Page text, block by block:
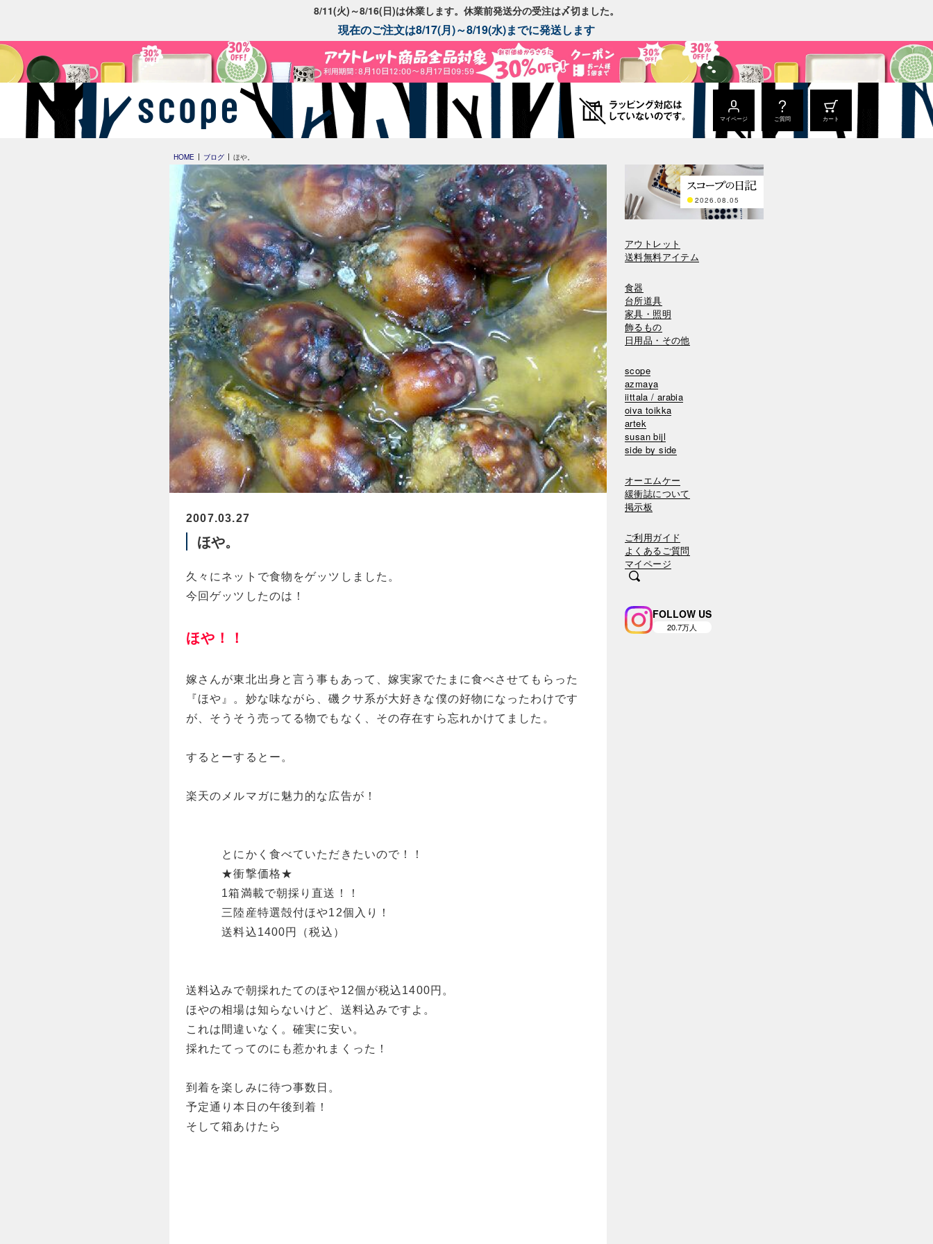
8/11(火)～8/16(日)は休業します。休業前発送分の受注は〆切ました。
現在のご注文は8/17(月)～8/19(水)までに発送します
マイページ ご質問 カート
HOME ブログ ほや。
2007.03.27
ほや。
久々にネットで食物をゲッツしました。
今回ゲッツしたのは！
ほや！！
嫁さんが東北出身と言う事もあって、嫁実家でたまに食べさせてもらった
『ほや』。妙な味ながら、磯クサ系が大好きな僕の好物になったわけです
が、そうそう売ってる物でもなく、その存在すら忘れかけてました。
するとーするとー。
楽天のメルマガに魅力的な広告が！
とにかく食べていただきたいので！！
★衝撃価格★
1箱満載で朝採り直送！！
三陸産特選殻付ほや12個入り！
送料込1400円（税込）
送料込みで朝採れたてのほや12個が税込1400円。
ほやの相場は知らないけど、送料込みですよ。
これは間違いなく。確実に安い。
採れたてってのにも惹かれまくった！
到着を楽しみに待つ事数日。
予定通り本日の午後到着！
そして箱あけたら
2026.08.05
アウトレット
送料無料アイテム
食器
台所道具
家具・照明
飾るもの
日用品・その他
scope
azmaya
iittala / arabia
oiva toikka
artek
susan bijl
side by side
オーエムケー
緩衝誌について
掲示板
ご利用ガイド
よくあるご質問
マイページ
FOLLOW US